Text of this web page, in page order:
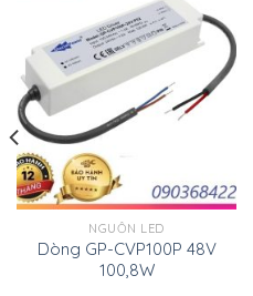
NGUỒN LED
Dòng GP-CVP100P 48V
100,8W